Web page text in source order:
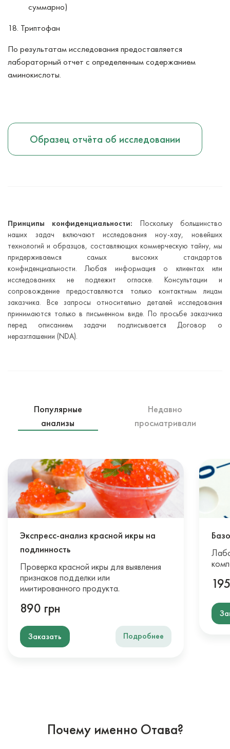
суммарно)
18. Триптофан
По результатам исследования предоставляется
лабораторный отчет с определенным содержанием
аминокислоты.
Образец отчёта об исследовании
Принципы конфиденциальности: Поскольку большинство
наших задач включают исследования ноу-хау, новейших
технологий и образцов, составляющих коммерческую тайну, мы
придерживаемся самых высоких стандартов
конфиденциальности. Любая информация о клиентах или
исследованиях не подлежит огласке. Консультации и
сопровождение предоставляются только контактным лицам
заказчика. Все запросы относительно деталей исследования
принимаются только в письменном виде. По просьбе заказчика
перед описанием задачи подписывается Договор о
неразглашении (NDA).
Популярные
анализы
Недавно
просматривали
Экспресс-анализ красной икры на
подлинность
Проверка красной икры для выявления
признаков подделки или
имитированного продукта.
890 грн
Заказать Подробнее
Почему именно Отава?